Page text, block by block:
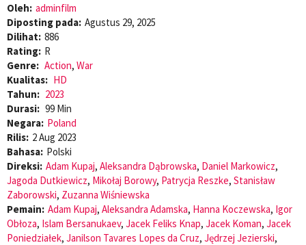
Oleh: adminfilm
Diposting pada: Agustus 29, 2025
Dilihat: 886
Rating: R
Genre: Action, War
Kualitas: HD
Tahun: 2023
Durasi: 99 Min
Negara: Poland
Rilis: 2 Aug 2023
Bahasa: Polski
Direksi: Adam Kupaj, Aleksandra Dąbrowska, Daniel Markowicz,
Jagoda Dutkiewicz, Mikołaj Borowy, Patrycja Reszke, Stanisław
Zaborowski, Zuzanna Wiśniewska
Pemain: Adam Kupaj, Aleksandra Adamska, Hanna Koczewska, Igor
Obłoza, Islam Bersanukaev, Jacek Feliks Knap, Jacek Koman, Jacek
Poniedziałek, Janilson Tavares Lopes da Cruz, Jędrzej Jezierski,